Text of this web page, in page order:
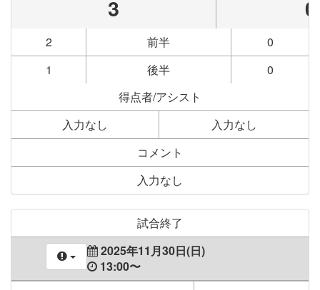
3 0
2 前半
0
1
後半
0
得点者/アシスト
入力なし
入力なし
コメント
入力なし
試合終了
2025年11月30日(日)
13:00〜